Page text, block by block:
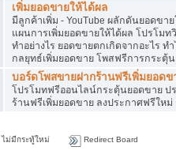
เพิ่มยอดขายให้ได้ผล
มีลูกค้าเพิ่ม - YouTube ผลักดันยอดข
แผนการเพิ่มยอดขายให้ได้ผล โปรโม
ทำอย่างไร ยอดขายตกเกิดจากอะไร ท
กลยุทธ์เพิ่มยอดขาย โพสฟรีการกระตุ้
บอร์ดโพสขายฝากร้านฟรีเพิ่มยอดข
โปรโมทฟรีออนไลน์กระตุ้นยอดขาย ป
ร้านฟรีเพิ่มยอดขาย ลงประกาศฟรีใหม่
ไม่มีกระทู้ใหม่ Redirect Board